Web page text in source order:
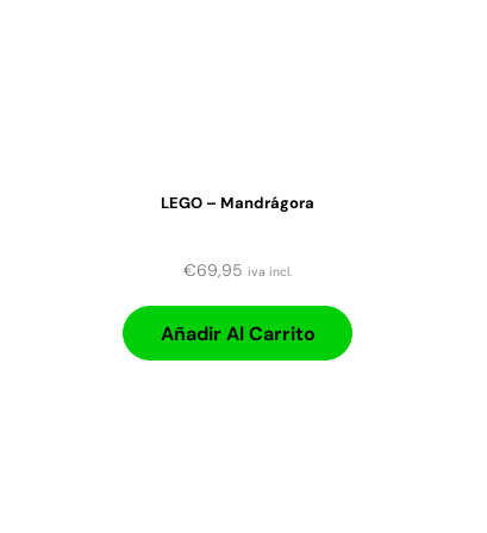
LEGO – Mandrágora
€69,95 iva incl.
Añadir Al Carrito